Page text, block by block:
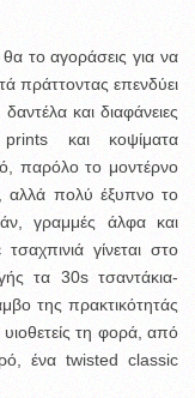
το αγοράσεις για να
πράττοντας επενδύει
και διαφάνειες
και κοψίματα
παρόλο το μοντέρνο
αλλά πολύ έξυπνο το
γραμμές άλφα και
γίνεται στο
τα 30s τσαντάκια-
της πρακτικότητάς
τη φορά, από
ένα twisted classic